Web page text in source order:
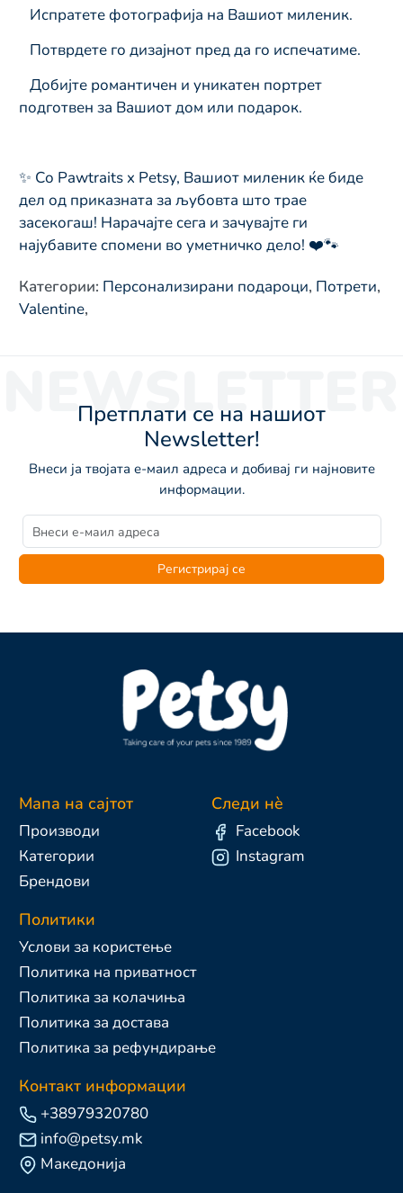
Испратете фотографија на Вашиот миленик.
Потврдете го дизајнот пред да го испечатиме.
Добијте романтичен и уникатен портрет
подготвен за Вашиот дом или подарок.
✨ Со Pawtraits x Petsy, Вашиот миленик ќе биде
дел од приказната за љубовта што трае
засекогаш! Нарачајте сега и зачувајте ги
најубавите спомени во уметничко дело! ❤️🐾
Категории: Персонализирани подароци, Потрети,
Valentine,
NEWSLETTER
Претплати се на нашиот
Newsletter!
Внеси ја твојата е-маил адреса и добивај ги најновите
информации.
Регистрирај се
Мапа на сајтот
Производи
Категории
Брендови
Политики
Услови за користење
Политика на приватност
Политика за колачиња
Политика за достава
Политика за рефундирање
Контакт информации
+38979320780
info@petsy.mk
Македонија
Следи нè
Facebook
Instagram